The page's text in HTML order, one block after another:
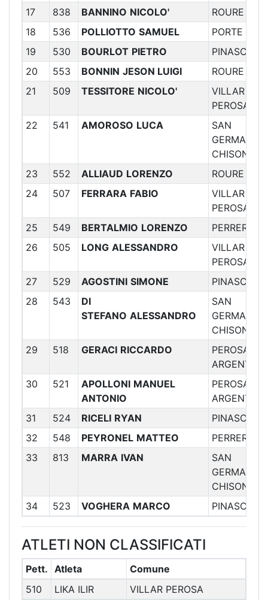
17
838 BANNINO NICOLO'
ROURE
18
536 POLLIOTTO SAMUEL
PORTE
19
530 BOURLOT PIETRO
PINASCA
20
553 BONNIN JESON LUIGI
ROURE
21
509 TESSITORE NICOLO'
VILLAR
PEROSA
22
541 AMOROSO LUCA
SAN
GERMANO
CHISONE
23
552 ALLIAUD LORENZO
ROURE
24
507 FERRARA FABIO
VILLAR
PEROSA
25
549 BERTALMIO LORENZO
PERRERO
26
505 LONG ALESSANDRO
VILLAR
PEROSA
27
529 AGOSTINI SIMONE
PINASCA
28
543
DI
STEFANO ALESSANDRO
SAN
GERMANO
CHISONE
29
518 GERACI RICCARDO
PEROSA
ARGENTINA
30
521 APOLLONI MANUEL
ANTONIO
PEROSA
ARGENTINA
31
524 RICELI RYAN
PINASCA
32
548 PEYRONEL MATTEO
PERRERO
33
813 MARRA IVAN
SAN
GERMANO
CHISONE
34
523 VOGHERA MARCO PINASCA
ATLETI NON CLASSIFICATI
Pett. Atleta
Comune
510
LIKA ILIR VILLAR PEROSA